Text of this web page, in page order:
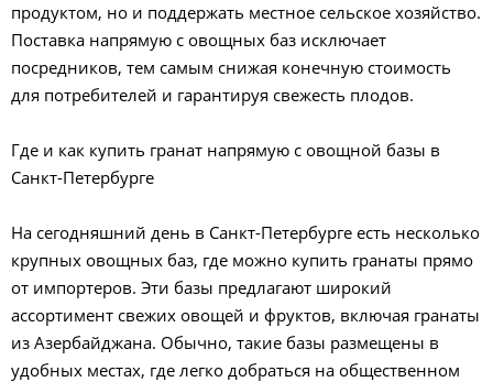
продуктом, но и поддержать местное сельское хозяйство.
Поставка напрямую с овощных баз исключает
посредников, тем самым снижая конечную стоимость
для потребителей и гарантируя свежесть плодов.
Где и как купить гранат напрямую с овощной базы в
Санкт-Петербурге
На сегодняшний день в Санкт-Петербурге есть несколько
крупных овощных баз, где можно купить гранаты прямо
от импортеров. Эти базы предлагают широкий
ассортимент свежих овощей и фруктов, включая гранаты
из Азербайджана. Обычно, такие базы размещены в
удобных местах, где легко добраться на общественном